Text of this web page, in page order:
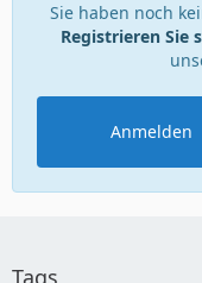
font-size:14px;
color:#000;
Sie haben noch
Registrieren Sie
Anmelden